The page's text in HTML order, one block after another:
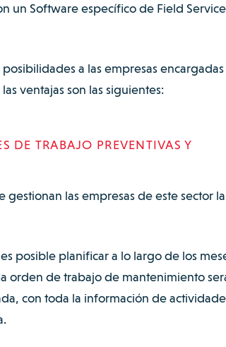
un Software específico de Field Service
a las empresas
ventajas son las siguientes:
DE TRABAJO PREVENTIVAS Y
las empresas de este sector la
posible planificar a lo largo de los
orden de trabajo de mantenimiento
con toda la información de